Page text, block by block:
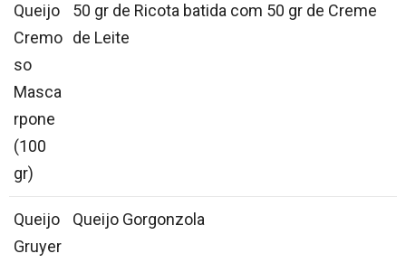
Queijo
Cremo
so
Masca
rpone
(100
gr)
50 gr de Ricota batida com 50 gr de Creme
de Leite
Queijo
Gruyer
Queijo Gorgonzola